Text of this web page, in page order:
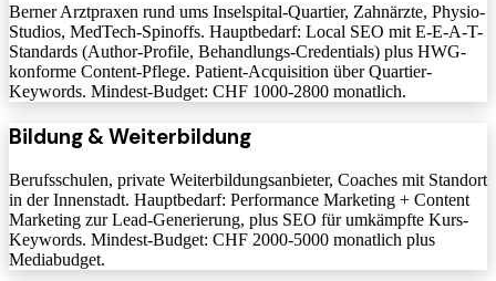
Berner Arztpraxen rund ums Inselspital-Quartier, Zahnärzte, Physio-
Studios, MedTech-Spinoffs. Hauptbedarf: Local SEO mit E-E-A-T-
Standards (Author-Profile, Behandlungs-Credentials) plus HWG-
konforme Content-Pflege. Patient-Acquisition über Quartier-
Keywords. Mindest-Budget: CHF 1000-2800 monatlich.
Bildung & Weiterbildung
Berufsschulen, private Weiterbildungsanbieter, Coaches mit Standort
in der Innenstadt. Hauptbedarf: Performance Marketing + Content
Marketing zur Lead-Generierung, plus SEO für umkämpfte Kurs-
Keywords. Mindest-Budget: CHF 2000-5000 monatlich plus
Mediabudget.